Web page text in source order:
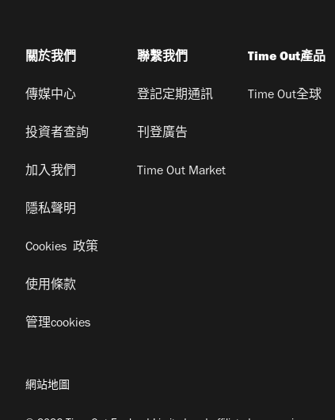
關於我們
傳媒中心
投資者查詢
加入我們
隱私聲明
Cookies 政策
使用條款
管理cookies
聯繫我們
登記定期通訊
刊登廣告
Time Out Market
Time Out產品
Time Out全球
網站地圖